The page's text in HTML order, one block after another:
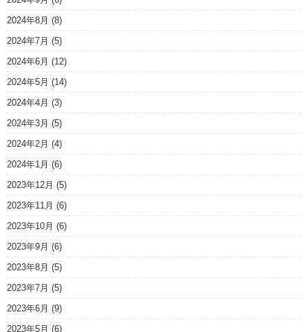
2024年8月 (8)
2024年7月 (5)
2024年6月 (12)
2024年5月 (14)
2024年4月 (3)
2024年3月 (5)
2024年2月 (4)
2024年1月 (6)
2023年12月 (5)
2023年11月 (6)
2023年10月 (6)
2023年9月 (6)
2023年8月 (5)
2023年7月 (5)
2023年6月 (9)
2023年5月 (6)